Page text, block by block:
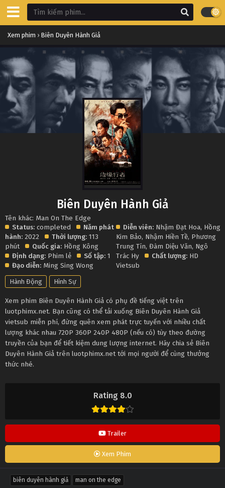
Xem phim › Biên Duyên Hành Giả
Rating 8.0
Trailer
Xem Phim
Biên Duyên Hành Giả
Tên khác: Man On The Edge
Status: completed
Năm phát
hành: 2022 Thời lượng: 113
phút
Quốc gia: Hồng Kông
Định dạng: Phim lẻ Số tập: 1
Đạo diễn: Ming Sing Wong
Diễn viên: Nhậm Đạt Hoa, Hồng
Kim Bảo, Nhậm Hiền Tề, Phương
Trung Tín,Đàm Diệu Văn, Ngô
Trác Hy
Chất lượng:
Vietsub
Hành Động Hình Sự
Xem phim Biên Duyên Hành Giả có phụ đề tiếng việt trên
luotphimx.net. Bạn cũng có thể tải xuống Biên Duyên Hành Giả
vietsub miễn phí, đừng quên xem phát trực tuyến với nhiều chất
lượng khác nhau 720P 360P 240P 480P (nếu có) tùy theo đường
truyền của bạn để tiết kiệm dung lượng internet. Hãy chia sẻ Biên
Duyên Hành Giả trên luotphimx.net tới mọi người để cùng thưởng
thức nhé.
biên duyên hành giả man on the edge